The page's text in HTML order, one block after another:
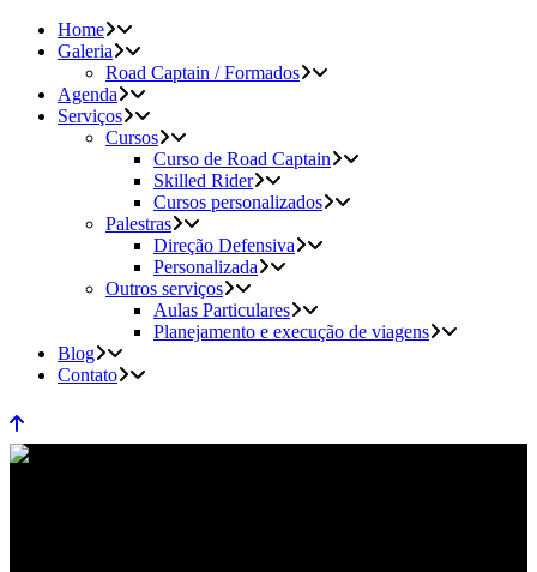
Home
Galeria
Road Captain / Formados
Agenda
Serviços
Cursos
Curso de Road Captain
Skilled Rider
Cursos personalizados
Palestras
Direção Defensiva
Personalizada
Outros serviços
Aulas Particulares
Planejamento e execução de viagens
Blog
Contato